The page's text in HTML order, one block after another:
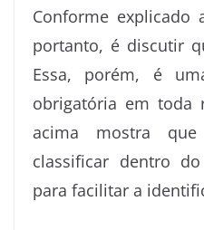
Conforme explicado
portanto, é discutir
Essa, porém, é
obrigatória em toda
acima mostra
classificar dentro
para facilitar a